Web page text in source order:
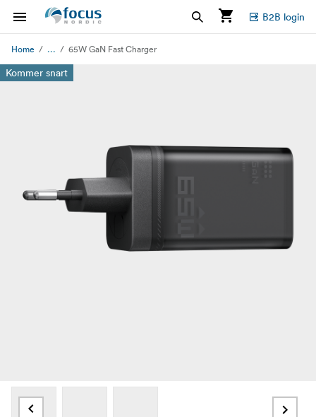
B2B login
Home ... 65W GaN Fast Charger
Kommer snart